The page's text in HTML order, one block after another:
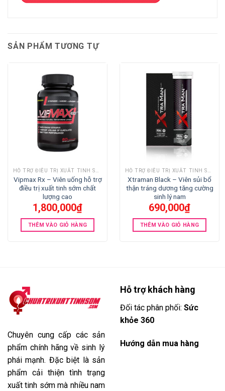
SẢN PHẨM TƯƠNG TỰ
Vipmax Rx – Viên uống hỗ trợ
điều trị xuất tinh sớm chất
lượng cao
1,800,000₫
THÊM VÀO GIỎ HÀNG
Xtraman Black – Viên sủi bổ
thận tráng dương tăng cường
sinh lý nam
690,000₫
THÊM VÀO GIỎ HÀNG
Chuyên cung cấp các sản
phẩm chính hãng về sinh lý
phái mạnh. Đặc biệt là sản
phẩm cải thiện tình trạng
xuất tinh sớm mà nhiều nam
Hỗ trợ khách hàng
Đối tác phân phối: Sức
khỏe 360
Hướng dẫn mua hàng